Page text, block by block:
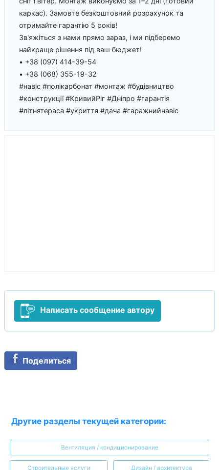
каркас). Замовте безкоштовний розрахунок та
отримайте гарантію 5 років!
Зв'яжіться з нами прямо зараз, і ми підберемо
найкраще рішення під ваш бюджет!
• +38 (097) 414-39-54
• +38 (068) 355-19-32
#навіс #полікарбонат #монтаж #будівництво
#конструкції #КривийРіг #Дніпро #гарантія
#літнятераса #укриття #дача #гаражнийнавіс
Написать сообщение автору
Поделиться
Другие разделы текущей категории:
Вентиляция / кондиционирование
Строительные услуги Дизайн / архитектура